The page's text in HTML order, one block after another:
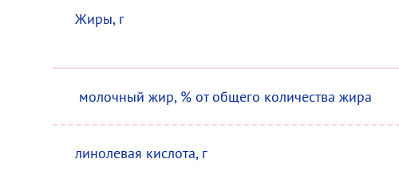
Жиры, г
молочный жир, % от общего количества жира
линолевая кислота, г